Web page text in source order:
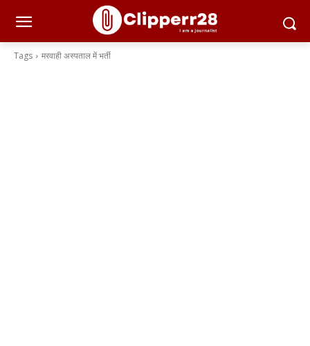
Tags मरवाही अस्पताल में भर्ती